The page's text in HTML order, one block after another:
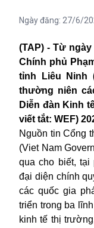
Ngày đăng: 27/6/
(TAP) - Từ
Chính phủ
tỉnh Liêu Ninh
thường niên
Diễn đàn Kinh
viết tắt: WEF)
Nguồn tin Cổng
(Viet Nam
qua cho biết, tại
đại diện chính
các quốc gia
triển trong ba
kinh tế thị